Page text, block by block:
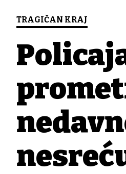
TRAGIČAN KRAJ